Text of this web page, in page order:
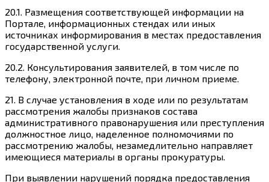
20.1. Размещения соответствующей информации на
Портале, информационных стендах или иных
источниках информирования в местах предоставления
государственной услуги.
20.2. Консультирования заявителей, в том числе по
телефону, электронной почте, при личном приеме.
21. В случае установления в ходе или по результатам
рассмотрения жалобы признаков состава
административного правонарушения или преступления
должностное лицо, наделенное полномочиями по
рассмотрению жалобы, незамедлительно направляет
имеющиеся материалы в органы прокуратуры.
При выявлении нарушений порядка предоставления